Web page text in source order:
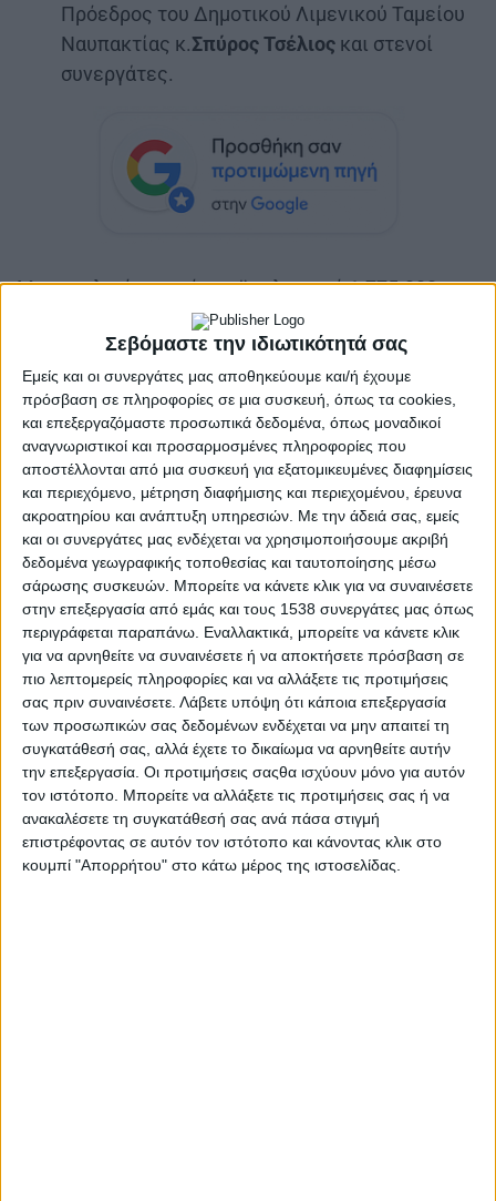
Σεβόμαστε την ιδιωτικότητά σας
Εμείς και οι συνεργάτες μας αποθηκεύουμε και/ή έχουμε
πρόσβαση σε πληροφορίες σε μια συσκευή, όπως τα cookies,
και επεξεργαζόμαστε προσωπικά δεδομένα, όπως μοναδικοί
αναγνωριστικοί και προσαρμοσμένες πληροφορίες που
αποστέλλονται από μια συσκευή για εξατομικευμένες διαφημίσεις
και περιεχόμενο, μέτρηση διαφήμισης και περιεχομένου, έρευνα
ακροατηρίου και ανάπτυξη υπηρεσιών. Με την άδειά σας, εμείς
και οι συνεργάτες μας ενδέχεται να χρησιμοποιήσουμε ακριβή
δεδομένα γεωγραφικής τοποθεσίας και ταυτοποίησης μέσω
σάρωσης συσκευών. Μπορείτε να κάνετε κλικ για να συναινέσετε
στην επεξεργασία από εμάς και τους 1538 συνεργάτες μας όπως
περιγράφεται παραπάνω. Εναλλακτικά, μπορείτε να κάνετε κλικ
για να αρνηθείτε να συναινέσετε ή να αποκτήσετε πρόσβαση σε
πιο λεπτομερείς πληροφορίες και να αλλάξετε τις προτιμήσεις
σας πριν συναινέσετε. Λάβετε υπόψη ότι κάποια επεξεργασία
των προσωπικών σας δεδομένων ενδέχεται να μην απαιτεί τη
συγκατάθεσή σας, αλλά έχετε το δικαίωμα να αρνηθείτε αυτήν
την επεξεργασία. Οι προτιμήσεις σαςθα ισχύουν μόνο για αυτόν
τον ιστότοπο. Μπορείτε να αλλάξετε τις προτιμήσεις σας ή να
ανακαλέσετε τη συγκατάθεσή σας ανά πάσα στιγμή
επιστρέφοντας σε αυτόν τον ιστότοπο και κάνοντας κλικ στο
κουμπί "Απορρήτου" στο κάτω μέρος της ιστοσελίδας.
Πρόεδρος του Δημοτικού Λιμενικού Ταμείου
Ναυπακτίας κ.Σπύρος Τσέλιος και στενοί
συνεργάτες.
Με συνολικό αρχικό προϋπολογισμό 1.775.000
ευρώ, το έργο είναι ενταγμένο στο Ταμείο
Ανάκαμψης και Ανθεκτικότητας με φορέα
υλοποίησης τη Διεύθυνση Αναστήλωσης
Βυζαντινών και Μεταβυζαντινών Μνημείων.
Όπως διαβεβαίωσαν τόσο ο εργολάβος όσο
και οι επιβλέποντες του έργου, οι εργασίες
θα ξεκινήσουν άμεσα και προβλέπουν την
αποκατάσταση των σπηλαιώσεων, νέα
αρμολογήματα, τσιμεντοενέσεις, καθαρισμό
και εξυγίανση του πυθμένα, αντικατάσταση
των θραυσμένων λίθων και συμπλήρωση
υλικού, κατασκευή νέου καταστρώματος από
φυσικούς λίθους, συντήρηση των κρίκων
περίδεσης του 19ου αιώνα, αλλά και νέο
εξοπλισμό όπως ανοξείδωτους κρίκους
περίδεσης, δέστρες, πυργίσκους
τροφοδοσίας.